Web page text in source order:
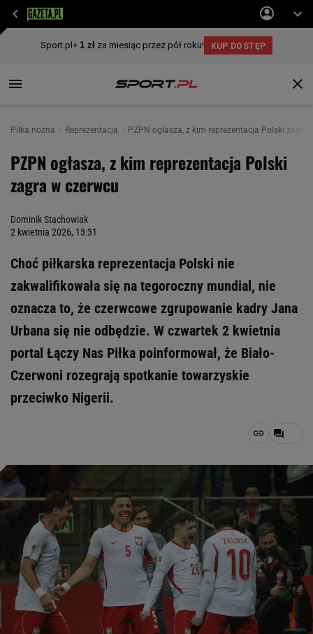
Piłka nożna Reprezentacja PZPN ogłasza, z kim reprezentacja Polski zagra
PZPN ogłasza, z kim reprezentacja Polski
zagra w czerwcu
Dominik Stachowiak
2 kwietnia 2026, 13:31
Choć piłkarska reprezentacja Polski nie
zakwalifikowała się na tegoroczny mundial, nie
oznacza to, że czerwcowe zgrupowanie kadry Jana
Urbana się nie odbędzie. W czwartek 2 kwietnia
portal Łączy Nas Piłka poinformował, że Biało-
Czerwoni rozegrają spotkanie towarzyskie
przeciwko Nigerii.